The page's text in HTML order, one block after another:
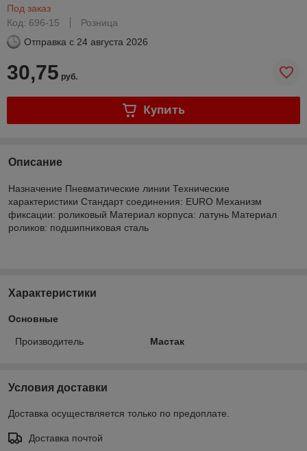
Под заказ
Код: 696-15
Розница
Отправка с 24 августа 2026
30,75 руб.
Купить
Описание
Назначение Пневматические линии Технические
характеристики Стандарт соединения: EURO Механизм
фиксации: роликовый Материал корпуса: латунь Материал
роликов: подшипниковая сталь
Характеристики
Основные
Производитель Мастак
Условия доставки
Доставка осуществляется только по предоплате.
Доставка почтой